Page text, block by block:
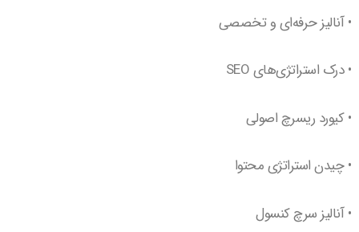
• آنالیز حرفه‌ای و تخصصی
• درک استراتژی‌های SEO
• کیورد ریسرچ اصولی
• چیدن استراتژی محتوا
• آنالیز سرچ کنسول